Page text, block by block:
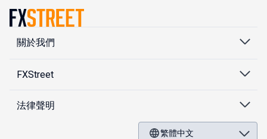
關於我們
FXStreet
法律聲明
繁體中文